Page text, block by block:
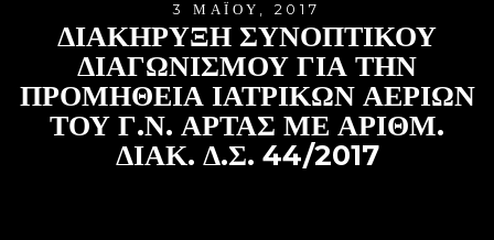
3 ΜΑΪ́ΟΥ, 2017
ΔΙΑΚΗΡΥΞΗ ΣΥΝΟΠΤΙΚΟΥ
ΔΙΑΓΩΝΙΣΜΟΥ ΓΙΑ ΤΗΝ
ΠΡΟΜΗΘΕΙΑ ΙΑΤΡΙΚΩΝ ΑΕΡΙΩΝ
ΤΟΥ Γ.Ν. ΑΡΤΑΣ ΜΕ ΑΡΙΘΜ.
ΔΙΑΚ. Δ.Σ. 44/2017